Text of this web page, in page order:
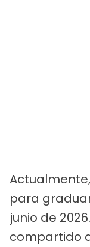
para
junio de
compartido